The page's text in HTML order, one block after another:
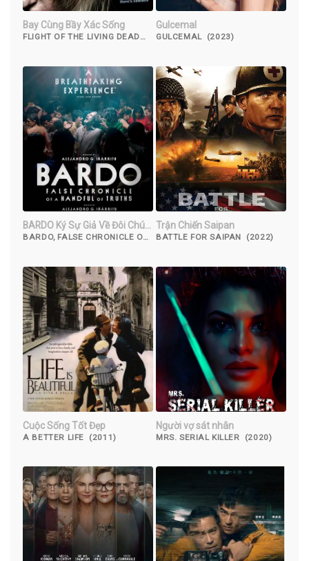
Bay Cùng Bầy Xác Sống
FLIGHT OF THE LIVING DEAD
Gulcemal
GULCEMAL (2023)
BARDO Ký Sự Giả Về Đôi Chút
Sự Thật
BARDO, FALSE CHRONICLE OF
Trận Chiến Saipan
BATTLE FOR SAIPAN (2022)
Cuộc Sống Tốt Đẹp
A BETTER LIFE (2011)
Người vợ sát nhân
MRS. SERIAL KILLER (2020)